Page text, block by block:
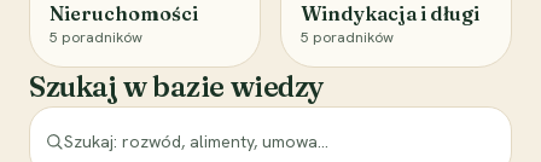
Nieruchomości
5 poradników
Windykacja i długi
5 poradników
Szukaj w bazie wiedzy